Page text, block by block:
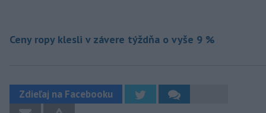
Ceny ropy klesli v závere týždňa o vyše 9 %
Zdieľaj na Facebooku